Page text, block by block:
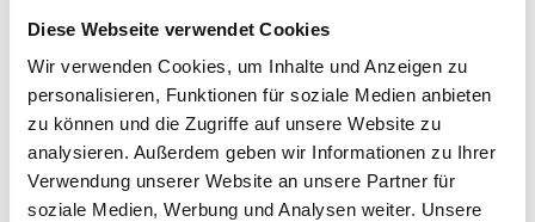
Diese Webseite verwendet Cookies
Wir verwenden Cookies, um Inhalte und Anzeigen zu
personalisieren, Funktionen für soziale Medien anbieten
zu können und die Zugriffe auf unsere Website zu
analysieren. Außerdem geben wir Informationen zu Ihrer
Verwendung unserer Website an unsere Partner für
soziale Medien, Werbung und Analysen weiter. Unsere
Alternative Abreise
Zimmertyp und Anzahl der Personen
auswählen